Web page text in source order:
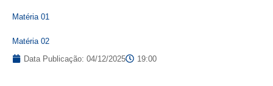
Matéria 01
Matéria 02
Data Publicação: 04/12/2025 19:00